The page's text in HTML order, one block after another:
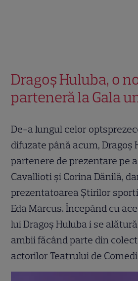
Dragoș Huluba, o
parteneră la Gala
De-a lungul celor
difuzate până acum, Dragoş
partenere de prezentare pe
Cavallioti şi Corina Dănilă,
prezentatoarea Ştirilor
Eda Marcus. Începând cu
lui Dragoş Huluba i se
ambii făcând parte din
actorilor Teatrului de